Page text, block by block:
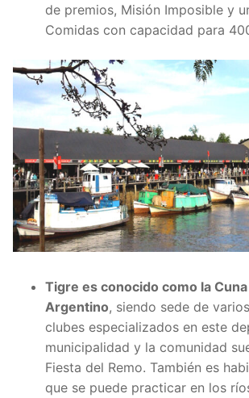
de premios, Misión Imposible y
Comidas con capacidad para
Tigre es conocido como la
Argentino, siendo sede de
clubes especializados en este
municipalidad y la comunidad
Fiesta del Remo. También es
que se puede practicar en los